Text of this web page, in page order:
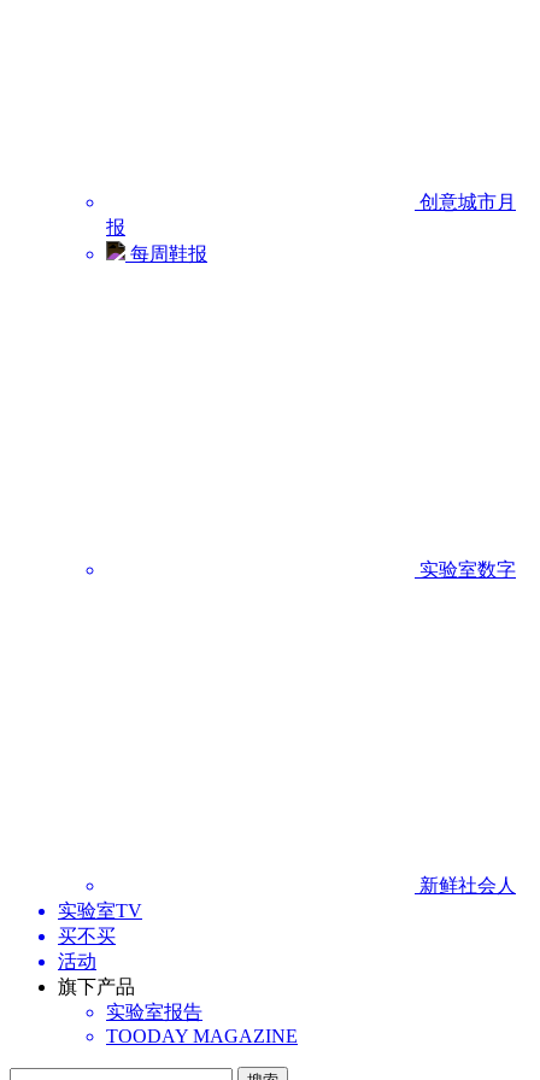
创意城市月
报
每周鞋报
实验室数字
新鲜社会人
实验室TV
买不买
活动
旗下产品
实验室报告
TOODAY MAGAZINE